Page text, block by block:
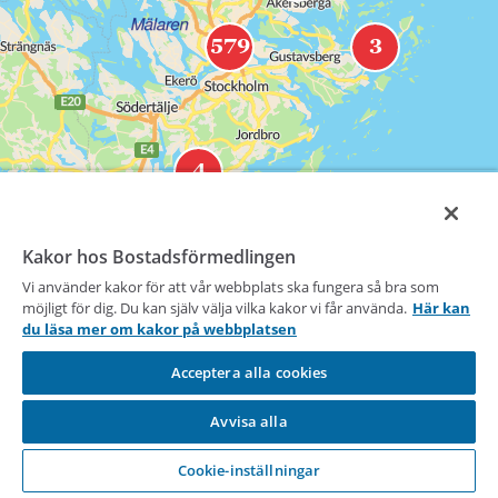
å
l
l
e
t
3
4
579
30 km
Visa lista
Kakor hos Bostadsförmedlingen
Vi använder kakor för att vår webbplats ska fungera så bra som
möjligt för dig. Du kan själv välja vilka kakor vi får använda. Här kan
du läsa mer om kakor på webbplatsen
Acceptera alla cookies
Avvisa alla
Cookie-inställningar